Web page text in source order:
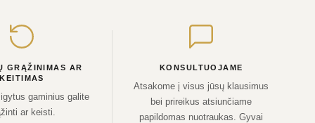
GRĄŽINIMAS AR
KEITIMAS
gaminius galite
ar keisti.
KONSULTUOJAME
Atsakome į visus jūsų klausimus
bei prireikus atsiunčiame
papildomas nuotraukas. Gyvai